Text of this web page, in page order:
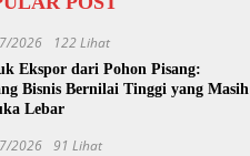
2026 122 Lihat
Ekspor dari Pohon Pisang:
Bisnis Bernilai Tinggi yang Masih
Lebar
2026 91 Lihat